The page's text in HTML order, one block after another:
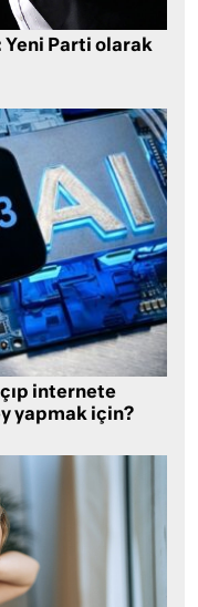
Yeni Parti olarak
internete
yapmak için?